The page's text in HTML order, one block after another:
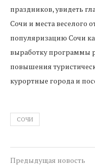
праздников, увидеть
Сочи и места веселого
популяризацию Сочи
выработку программы
повышения
курортные города и
СОЧИ
Предыдущая новость